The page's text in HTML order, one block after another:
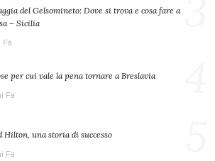
del Gelsomineto: Dove si trova e cosa fare a
– Sicilia
per cui vale la pena tornare a Breslavia
Fa
Hilton, una storia di successo
Fa